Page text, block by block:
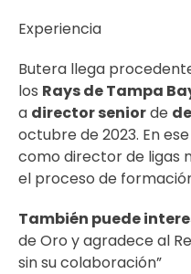
Experiencia
Butera llega
los Rays de Tampa
a director seniorde
octubre de 2023. En
como director de ligas
el proceso de
También puede
de Oro y agradece al
sin su colaboración”